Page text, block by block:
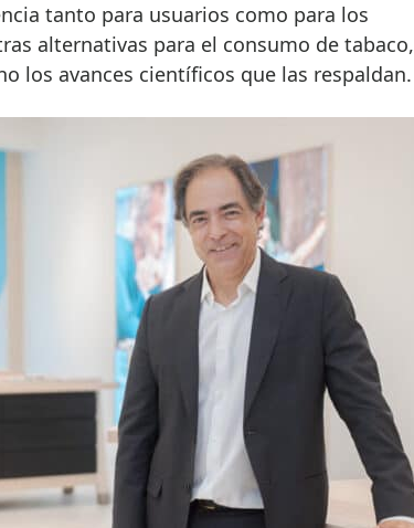
tanto para usuarios como para los
alternativas para el consumo de tabaco,
los avances científicos que las respaldan.